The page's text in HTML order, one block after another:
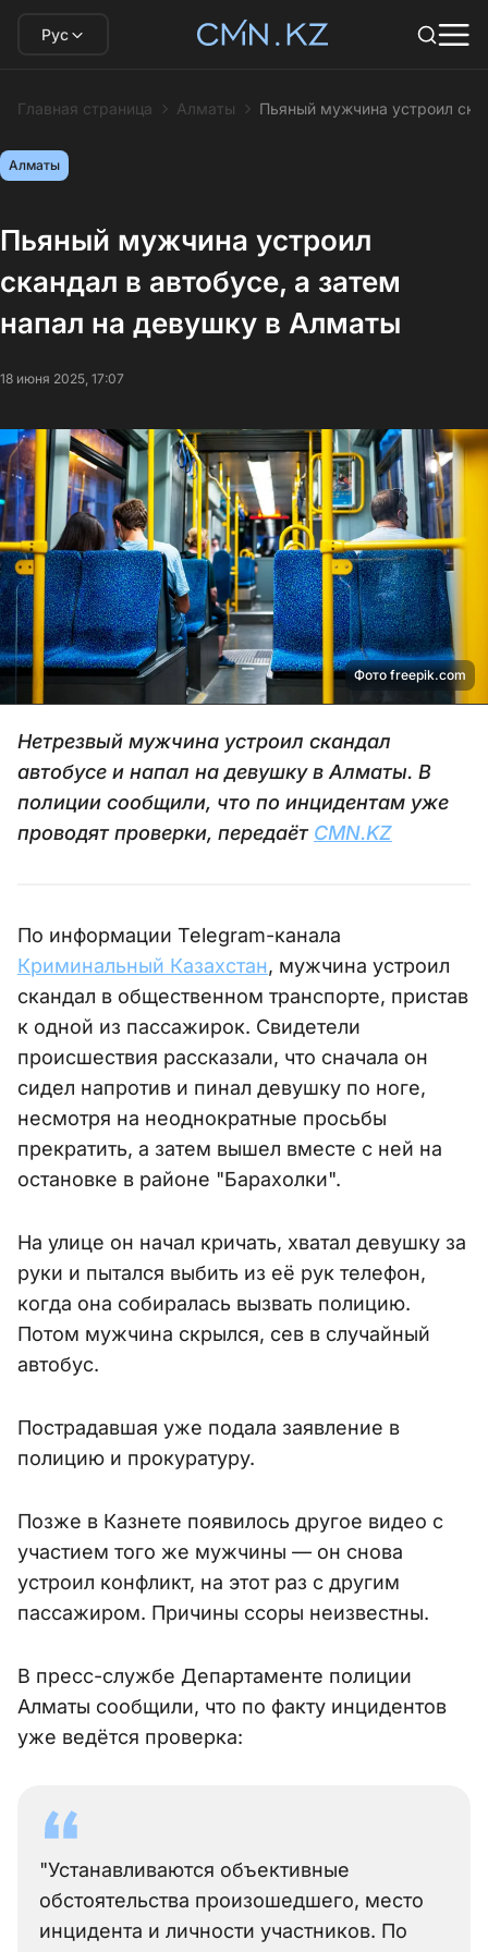
Рус
Главная страница Алматы Пьяный мужчина устроил
Алматы
Пьяный мужчина устроил
скандал в автобусе, а затем
напал на девушку в Алматы
18 июня 2025, 17:07
Фото freepik.com
Нетрезвый мужчина устроил скандал
автобусе и напал на девушку в Алматы. В
полиции сообщили, что по инцидентам уже
проводят проверки, передаёт CMN.KZ
По информации Telegram-канала
Криминальный Казахстан, мужчина устроил
скандал в общественном транспорте, пристав
к одной из пассажирок. Свидетели
происшествия рассказали, что сначала он
сидел напротив и пинал девушку по ноге,
несмотря на неоднократные просьбы
прекратить, а затем вышел вместе с ней на
остановке в районе "Барахолки".
На улице он начал кричать, хватал девушку за
руки и пытался выбить из её рук телефон,
когда она собиралась вызвать полицию.
Потом мужчина скрылся, сев в случайный
автобус.
Пострадавшая уже подала заявление в
полицию и прокуратуру.
Позже в Казнете появилось другое видео с
участием того же мужчины — он снова
устроил конфликт, на этот раз с другим
пассажиром. Причины ссоры неизвестны.
В пресс-службе Департаменте полиции
Алматы сообщили, что по факту инцидентов
уже ведётся проверка:
"Устанавливаются объективные
обстоятельства произошедшего, место
инцидента и личности участников. По